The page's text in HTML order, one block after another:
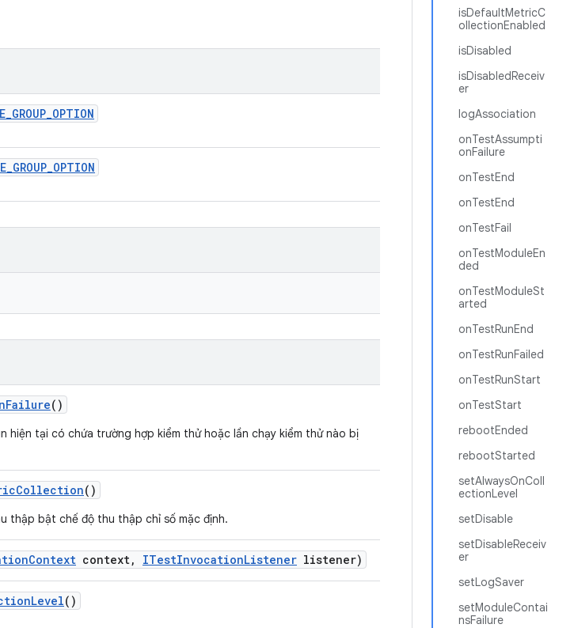
isDefaultMetricC
ollectionEnabled
isDisabled
isDisabledReceiv
er
logAssociation
onTestAssumpti
onFailure
onTestEnd
onTestEnd
onTestFail
onTestModuleEn
ded
onTestModuleSt
arted
onTestRunEnd
onTestRunFailed
onTestRunStart
onTestStart
rebootEnded
rebootStarted
setAlwaysOnColl
ectionLevel
setDisable
setDisableReceiv
er
setLogSaver
setModuleContai
nsFailure
_GROUP_OPTION
_GROUP_OPTION
Failure()
hiện tại có chứa trường hợp kiểm thử hoặc lần chạy kiểm thử nào bị
Collection()
thập bật chế độ thu thập chỉ số mặc định.
Context context, ITestInvocationListener listener)
Level()